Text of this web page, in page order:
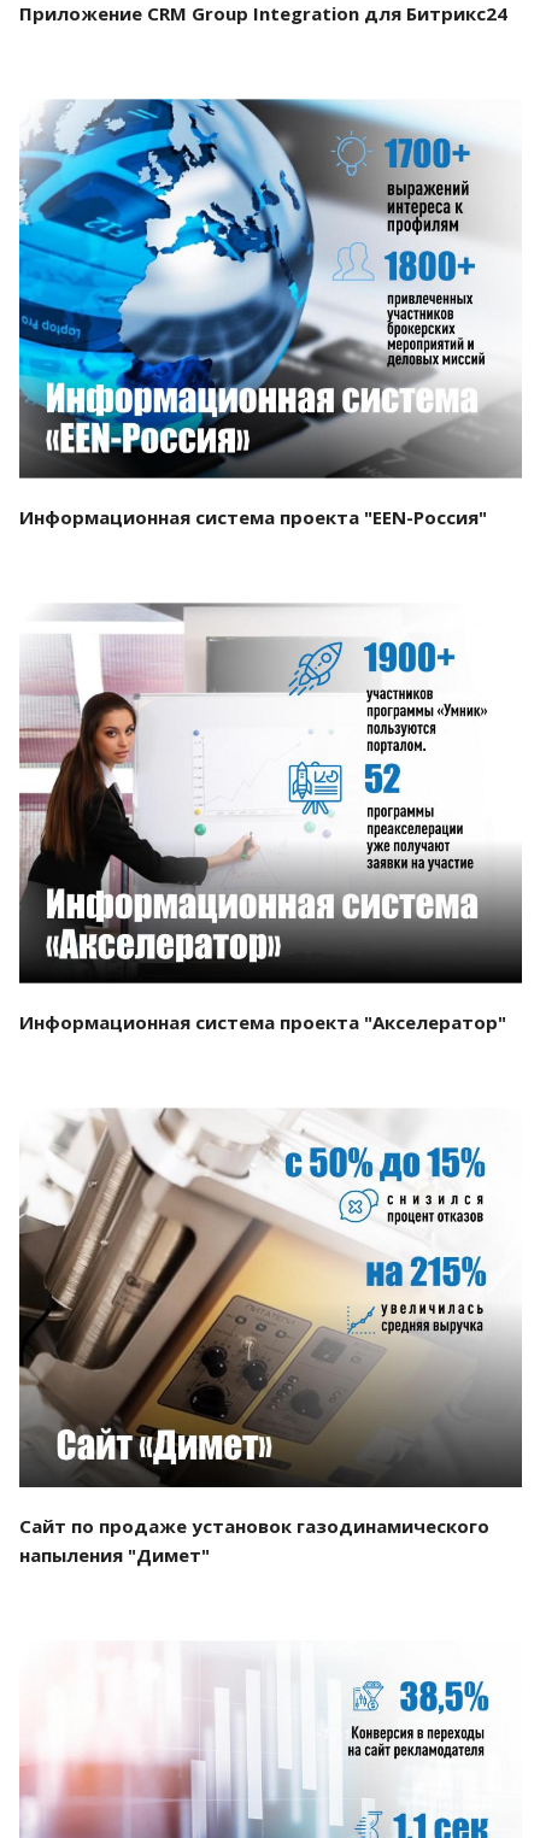
Приложение CRM Group Integration для Битрикс24
Смотреть проект
Информационная система проекта "EEN-Россия"
Смотреть проект
Информационная система проекта "Акселератор"
Смотреть проект
Сайт по продаже установок газодинамического
напыления "Димет"